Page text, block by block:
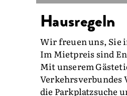
Hausregeln
Wir freuen uns, Sie
Im Mietpreis sind
Mit unserem
Verkehrsverbundes
die Parkplatzsuche